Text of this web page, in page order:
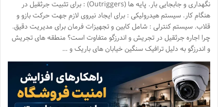
نگهداری و جابجایی بار. پایه ها (Outriggers) : برای تثبیت جرثقیل در
هنگام کار. سیستم هیدرولیکی : برای ایجاد نیروی لازم جهت حرکت بازو و
قلاب. سیستم کنترلی : شامل کابین و تجهیزات فرمان برای مدیریت دقیق.
چرا اجاره جرثقیل در تجریش و اندرزگو متفاوت است؟ منطقه های تجریش
و اندرزگو به دلیل ترافیک سنگین خیابان های باریک و …